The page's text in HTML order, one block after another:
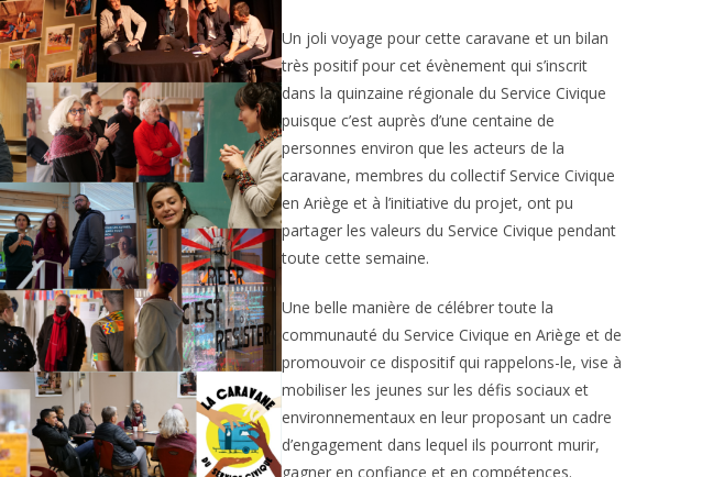
Un joli voyage pour cette caravane et un bilan
très positif pour cet évènement qui s’inscrit
dans la quinzaine régionale du Service Civique
puisque c’est auprès d’une centaine de
personnes environ que les acteurs de la
caravane, membres du collectif Service Civique
en Ariège et à l’initiative du projet, ont pu
partager les valeurs du Service Civique pendant
toute cette semaine.
Une belle manière de célébrer toute la
communauté du Service Civique en Ariège et de
promouvoir ce dispositif qui rappelons-le, vise à
mobiliser les jeunes sur les défis sociaux et
environnementaux en leur proposant un cadre
d’engagement dans lequel ils pourront murir,
gagner en confiance et en compétences.